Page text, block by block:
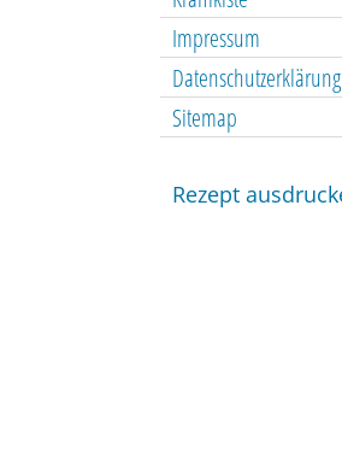
Impressum
Datenschutzerklärung
Sitemap
Rezept